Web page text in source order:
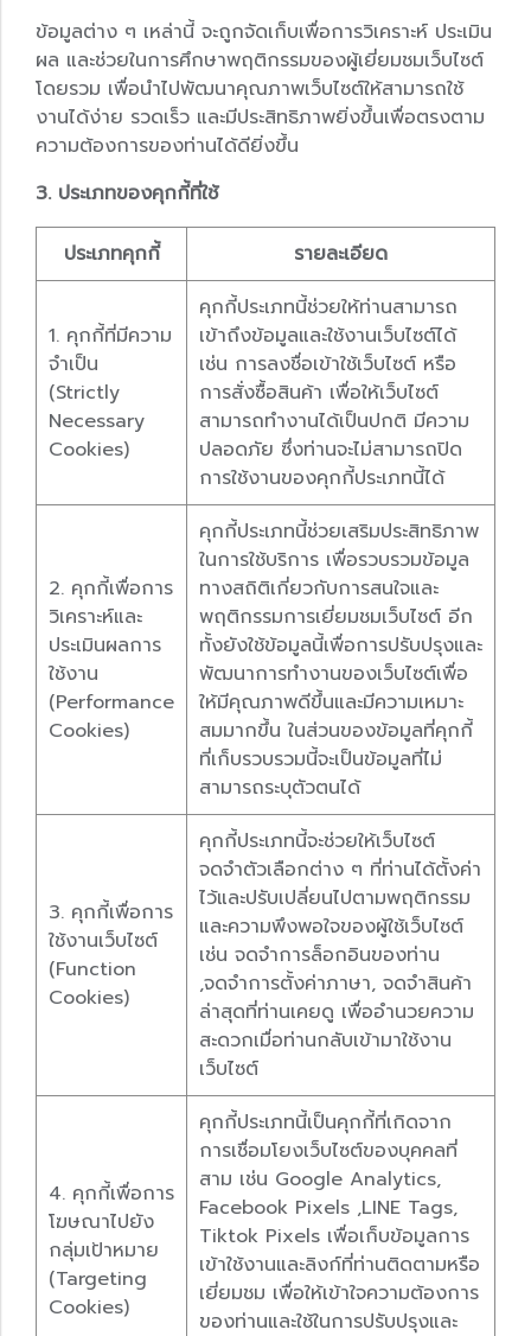
ข้อมูลต่าง ๆ เหล่านี้ จะถูกจัดเก็บเพื่อการวิเคราะห์ ประเมิน
ผล และช่วยในการศึกษาพฤติกรรมของผู้เยี่ยมชมเว็บไซต์
โดยรวม เพื่อนำไปพัฒนาคุณภาพเว็บไซต์ให้สามารถใช้
งานได้ง่าย รวดเร็ว และมีประสิทธิภาพยิ่งขึ้นเพื่อตรงตาม
ความต้องการของท่านได้ดียิ่งขึ้น
3. ประเภทของคุกกี้ที่ใช้
ประเภทคุกกี้ รายละเอียด
1. คุกกี้ที่มีความ
จำเป็น
(Strictly
Necessary
Cookies)
คุกกี้ประเภทนี้ช่วยให้ท่านสามารถ
เข้าถึงข้อมูลและใช้งานเว็บไซต์ได้
เช่น การลงชื่อเข้าใช้เว็บไซต์ หรือ
การสั่งซื้อสินค้า เพื่อให้เว็บไซต์
สามารถทำงานได้เป็นปกติ มีความ
ปลอดภัย ซึ่งท่านจะไม่สามารถปิด
การใช้งานของคุกกี้ประเภทนี้ได้
2. คุกกี้เพื่อการ
วิเคราะห์และ
ประเมินผลการ
ใช้งาน
(Performance
Cookies)
คุกกี้ประเภทนี้ช่วยเสริมประสิทธิภาพ
ในการใช้บริการ เพื่อรวบรวมข้อมูล
ทางสถิติเกี่ยวกับการสนใจและ
พฤติกรรมการเยี่ยมชมเว็บไซต์ อีก
ทั้งยังใช้ข้อมูลนี้เพื่อการปรับปรุงและ
พัฒนาการทำงานของเว็บไซต์เพื่อ
ให้มีคุณภาพดีขึ้นและมีความเหมาะ
สมมากขึ้น ในส่วนของข้อมูลที่คุกกี้
ที่เก็บรวบรวมนี้จะเป็นข้อมูลที่ไม่
สามารถระบุตัวตนได้
3. คุกกี้เพื่อการ
ใช้งานเว็บไซต์
(Function
Cookies)
คุกกี้ประเภทนี้จะช่วยให้เว็บไซต์
จดจำตัวเลือกต่าง ๆ ที่ท่านได้ตั้งค่า
ไว้และปรับเปลี่ยนไปตามพฤติกรรม
และความพึงพอใจของผู้ใช้เว็บไซต์
เช่น จดจำการล็อกอินของท่าน
,จดจำการตั้งค่าภาษา, จดจำสินค้า
ล่าสุดที่ท่านเคยดู เพื่ออำนวยความ
สะดวกเมื่อท่านกลับเข้ามาใช้งาน
เว็บไซต์
4. คุกกี้เพื่อการ
โฆษณาไปยัง
กลุ่มเป้าหมาย
(Targeting
Cookies)
คุกกี้ประเภทนี้เป็นคุกกี้ที่เกิดจาก
การเชื่อมโยงเว็บไซต์ของบุคคลที่
สาม เช่น Google Analytics,
Facebook Pixels ,LINE Tags,
Tiktok Pixels เพื่อเก็บข้อมูลการ
เข้าใช้งานและลิงก์ที่ท่านติดตามหรือ
เยี่ยมชม เพื่อให้เข้าใจความต้องการ
ของท่านและใช้ในการปรับปรุงและ